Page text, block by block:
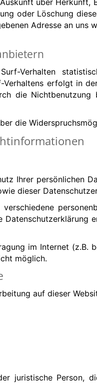
oder Löschung
Adresse an
Verhalten
Verhaltens erfolgt in
die
die
Ihrer persönlichen
dieser
im Internet (z.B.
möglich.
auf dieser
juristische Person,